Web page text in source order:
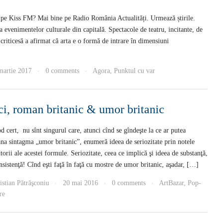
Kiss FM? Mai bine pe Radio România Actualități. Urmează știrile.
evenimentelor culturale din capitală. Spectacole de teatru, incitante, de
a afirmat că arta e o formă de intrare în dimensiuni
2017 · 0 comments · Agora, Punktul cu var
roman britanic & umor britanic
cert, nu sînt singurul care, atunci cînd se gîndeşte la ce ar putea
sintagma „umor britanic”, enumeră ideea de seriozitate prin notele
ale acestei formule. Seriozitate, ceea ce implică şi ideea de substanţă,
Cînd eşti faţă în faţă cu mostre de umor britanic, aşadar, […]
Pătrăşconiu · 20 mai 2016 · 0 comments · ArtBazar, Pop-